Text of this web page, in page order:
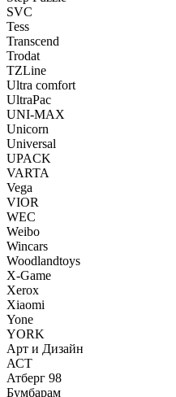
SVC
Tess
Transcend
Trodat
TZLine
Ultra comfort
UltraPac
UNI-MAX
Unicorn
Universal
UPACK
VARTA
Vega
VIOR
WEC
Weibo
Wincars
Woodlandtoys
X-Game
Xerox
Xiaomi
Yone
YORK
Арт и Дизайн
АСТ
Атберг 98
Бумбарам